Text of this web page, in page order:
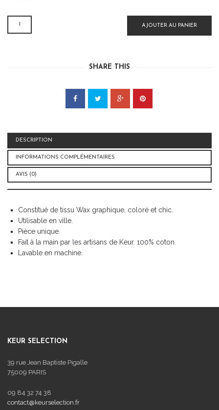
AJOUTER AU PANIER
SHARE THIS
DESCRIPTION
INFORMATIONS COMPLÉMENTAIRES
AVIS (0)
Constitué de tissu Wax graphique, coloré et chic.
Utilisable en ville.
Pièce unique.
Fait à la main par les artisans de Keur. 100% coton.
Lavable en machine.
KEUR SELECTION
39 rue Jean Baptiste Pigalle
75009 PARIS
09 84 32 74 38
contact@keurselection.fr